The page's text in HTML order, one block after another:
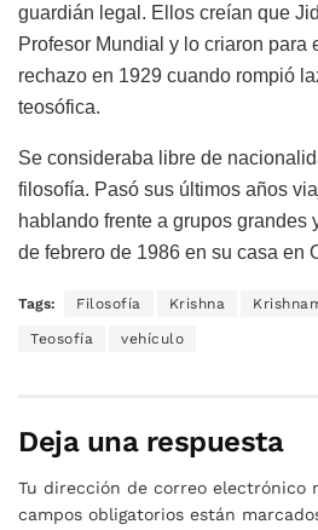
guardián legal. Ellos creían que
Profesor Mundial y lo criaron para
rechazo en 1929 cuando rompió
teosófica.
Se consideraba libre de
filosofía. Pasó sus últimos años
hablando frente a grupos grandes
de febrero de 1986 en su casa en
Tags: Filosofía Krishna
Teosofía vehículo
Deja una respuesta
Tu dirección de correo electrónico
campos obligatorios están